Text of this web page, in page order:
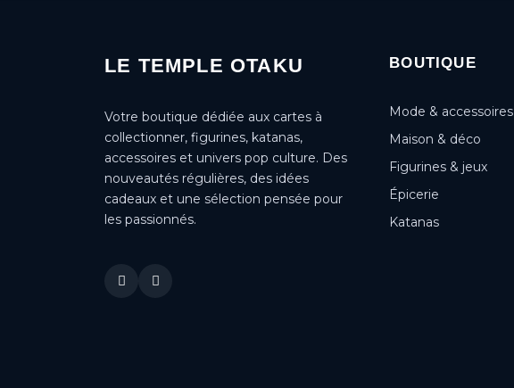
LE TEMPLE OTAKU
Votre boutique dédiée aux cartes à
collectionner, figurines, katanas,
accessoires et univers pop culture. Des
nouveautés régulières, des idées
cadeaux et une sélection pensée pour
les passionnés.
BOUTIQUE
Mode & accessoires
Maison & déco
Figurines & jeux
Épicerie
Katanas